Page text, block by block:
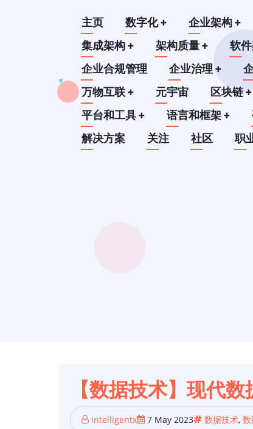
Main
navigation
主页 数字化+ 企业架构+
集成架构+ 架构质量+ 软
企业合规管理
企业治理+
万物互联+ 元宇宙 区块链+
平台和工具+ 语言和框架+
解决方案
关注 社区 职
【数据技术】现代
intelligentx 7 May 2023 数据技术,